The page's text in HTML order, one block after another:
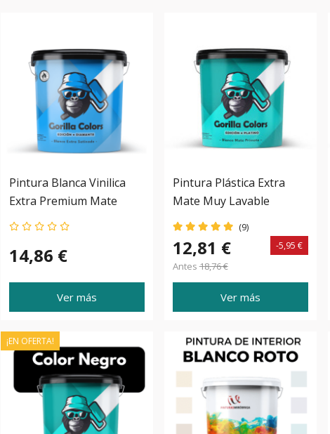
Pintura Blanca Vinilica
Extra Premium Mate
Edición Diamante
14,86 €
Ver más
Pintura Plástica Extra
Mate Muy Lavable
Edición Platino Gorilla
Colors. Optimizada Con
Poliuretano
(9)
12,81 €
Antes 18,76 €
-5,95 €
Ver más
¡EN OFERTA!